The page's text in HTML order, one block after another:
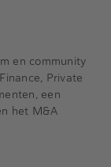
en community
Private
een
het M&A